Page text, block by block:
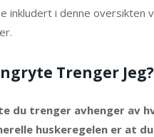
inkludert i denne
Trenger Jeg?
du trenger avhenger av
huskeregelen er at